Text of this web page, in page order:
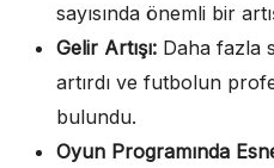
sayısında önemli bir
Gelir Artışı: Daha fazla
artırdı ve futbolun
bulundu.
Oyun Programında